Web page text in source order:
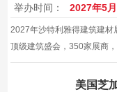
举办时间：
2027年5
2027年沙特利雅得建筑建
顶级建筑盛会，350家展商
战略。欢迎咨询。欢迎各界
众多行业知名企业参展，值
美国芝